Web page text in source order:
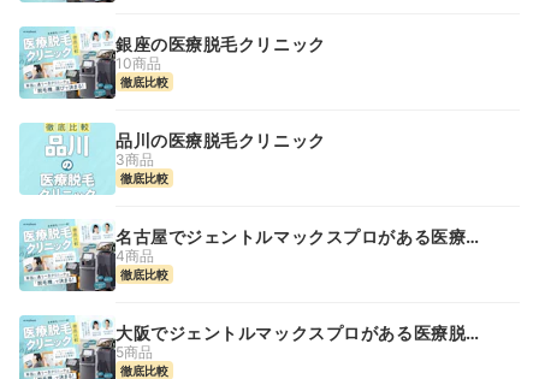
銀座の医療脱毛クリニック
10商品
徹底比較
品川の医療脱毛クリニック
3商品
徹底比較
名古屋でジェントルマックスプロがある医療脱
毛クリニック
4商品
徹底比較
大阪でジェントルマックスプロがある医療脱毛
クリニック
5商品
徹底比較